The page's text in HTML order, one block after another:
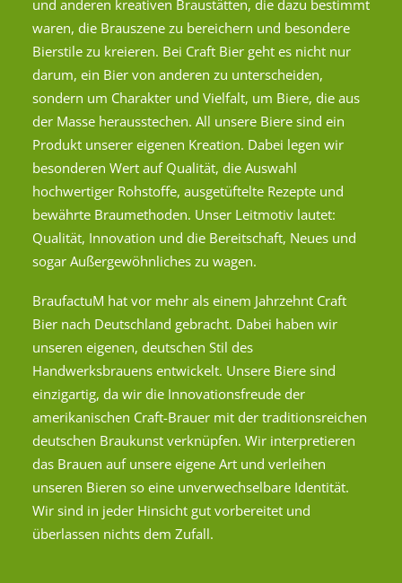
und anderen kreativen Braustätten, die dazu bestimmt
waren, die Brauszene zu bereichern und besondere
Bierstile zu kreieren. Bei Craft Bier geht es nicht nur
darum, ein Bier von anderen zu unterscheiden,
sondern um Charakter und Vielfalt, um Biere, die aus
der Masse herausstechen. All unsere Biere sind ein
Produkt unserer eigenen Kreation. Dabei legen wir
besonderen Wert auf Qualität, die Auswahl
hochwertiger Rohstoffe, ausgetüftelte Rezepte und
bewährte Braumethoden. Unser Leitmotiv lautet:
Qualität, Innovation und die Bereitschaft, Neues und
sogar Außergewöhnliches zu wagen.
BraufactuM hat vor mehr als einem Jahrzehnt Craft
Bier nach Deutschland gebracht. Dabei haben wir
unseren eigenen, deutschen Stil des
Handwerksbrauens entwickelt. Unsere Biere sind
einzigartig, da wir die Innovationsfreude der
amerikanischen Craft-Brauer mit der traditionsreichen
deutschen Braukunst verknüpfen. Wir interpretieren
das Brauen auf unsere eigene Art und verleihen
unseren Bieren so eine unverwechselbare Identität.
Wir sind in jeder Hinsicht gut vorbereitet und
überlassen nichts dem Zufall.